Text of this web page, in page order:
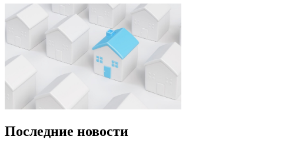
Последние новости